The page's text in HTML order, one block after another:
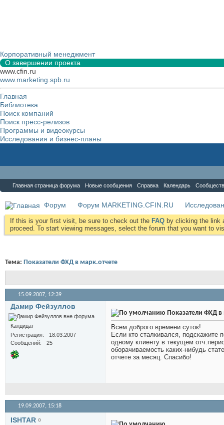
Корпоративный менеджмент
О завершении проекта
www.cfin.ru
www.marketing.spb.ru
Главная
Библиотека
Поиск компаний
Поиск пресс-релизов
Программы и видеокурсы
Исследования и бизнес-планы
Главная страница форума Новые сообщения Справка Календарь
Форум Форум MARKETING.CFIN.RU
If this is your first visit, be sure to check out the FAQ by clicking the link
proceed. To start viewing messages, select the forum that you want to
Тема: Показатели ФХД в марк.отчете
15.09.2007, 12:39
Дамир Фейзуллов
Кандидат
Регистрация
18.03.2007
Сообщений
25
Показатели ФХД в
Всем доброго времени суток!
Если кто сталкивался, подскажите
одному клиенту в текущем
оборачиваемость каких-нибудь
отчете за месяц. Спасибо!
19.09.2007, 15:18
ISHTAR